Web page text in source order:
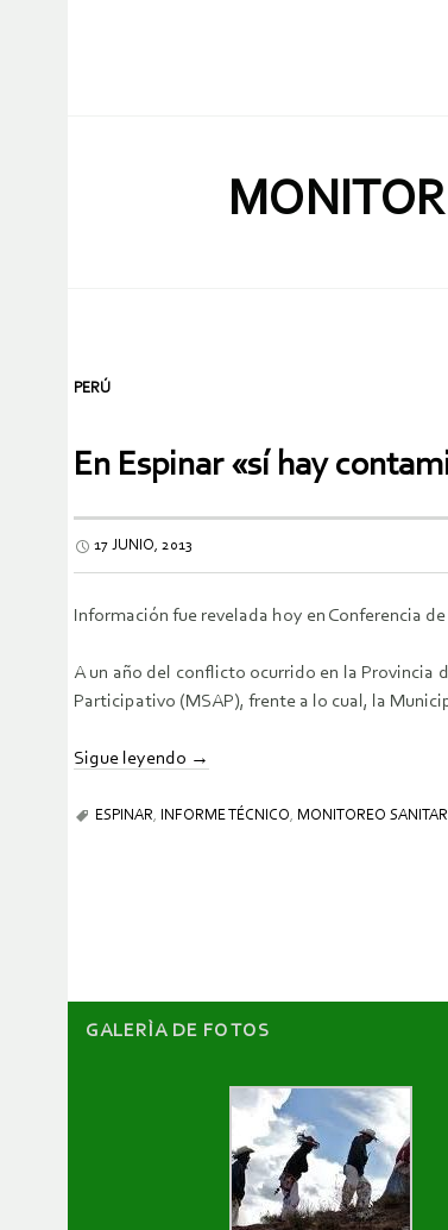
PERÚ
En Espinar «sí hay
17 JUNIO, 2013
Información fue revelada hoy en Conferencia
A un año del conflicto ocurrido en la Provincia
Participativo (MSAP), frente a lo cual, la
Sigue leyendo →
ESPINAR, INFORME TÉCNICO, MONITOREO
GALERÌA DE FOTOS